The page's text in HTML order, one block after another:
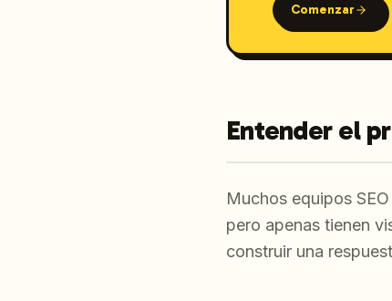
Comenzar
Entender el
Muchos equipos
pero apenas tienen
construir una